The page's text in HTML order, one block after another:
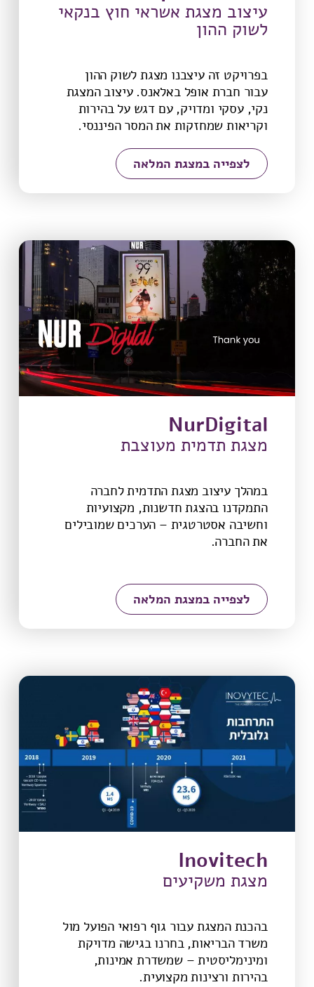
עיצוב מצגת אשראי חוץ בנקאי
לשוק ההון
בפרויקט זה עיצבנו מצגת לשוק ההון
עבור חברת אופל באלאנס. עיצוב המצגת
נקי, עסקי ומדויק, עם דגש על בהירות
וקריאות שמחזקות את המסר הפיננסי.
לצפייה במצגת המלאה
NurDigital
מצגת תדמית מעוצבת
במהלך עיצוב מצגת התדמית לחברה
התמקדנו בהצגת חדשנות, מקצועיות
וחשיבה אסטרטגית – הערכים שמובילים
את החברה.
לצפייה במצגת המלאה
Inovitech
מצגת משקיעים
בהכנת המצגת עבור גוף רפואי הפועל מול
משרד הבריאות, בחרנו בגישה מדויקת
ומינימליסטית – שמשדרת אמינות,
בהירות ורצינות מקצועית.